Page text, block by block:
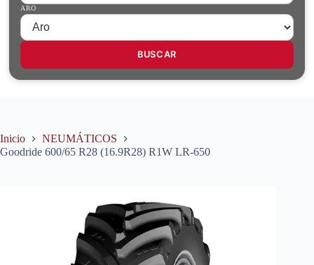
ARO
BUSCAR
Inicio
NEUMÁTICOS
Goodride 600/65 R28 (16.9R28) R1W LR-650